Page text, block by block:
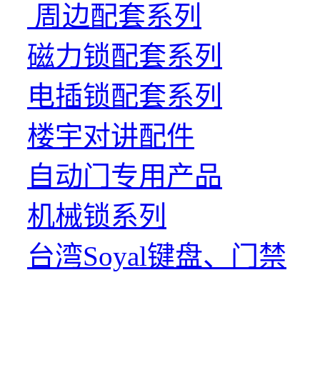
周边配套系列
磁力锁配套系列
电插锁配套系列
楼宇对讲配件
自动门专用产品
机械锁系列
台湾Soyal键盘、门禁